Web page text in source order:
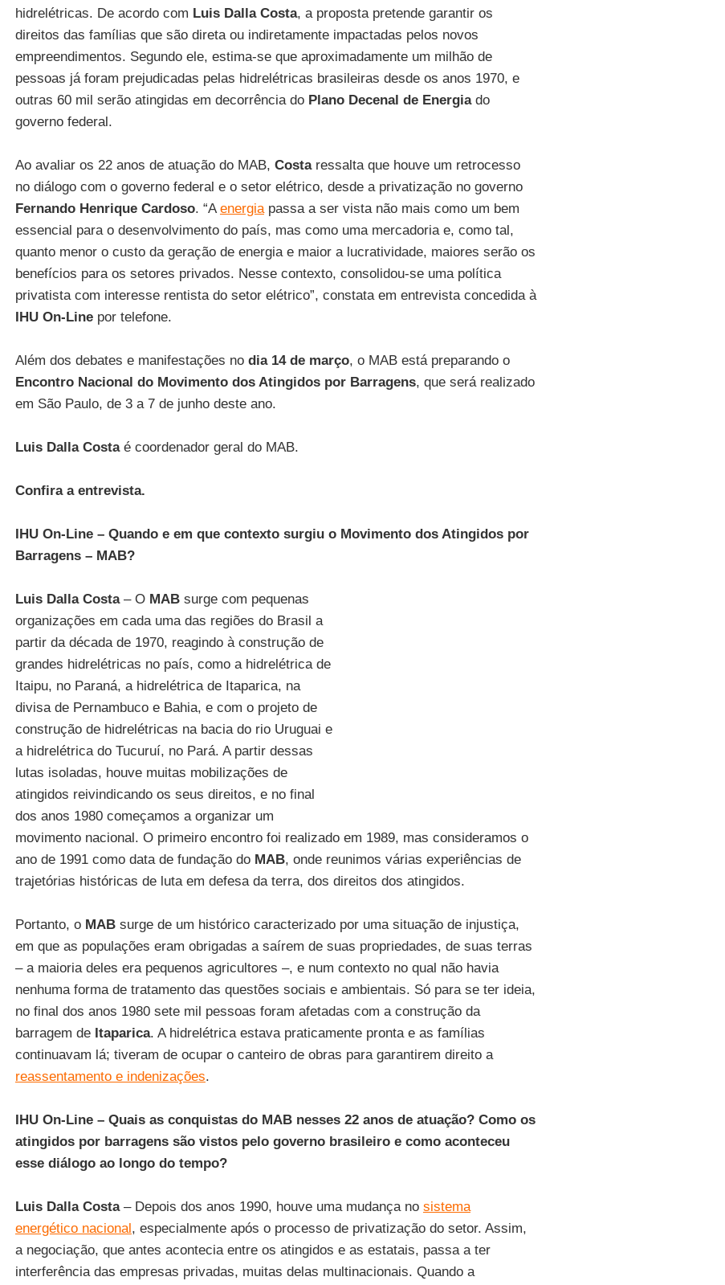
hidrelétricas. De acordo com Luis Dalla Costa, a proposta pretende garantir os
direitos das famílias que são direta ou indiretamente impactadas pelos novos
empreendimentos. Segundo ele, estima-se que aproximadamente um milhão de
pessoas já foram prejudicadas pelas hidrelétricas brasileiras desde os anos 1970, e
outras 60 mil serão atingidas em decorrência doPlano Decenal de Energiado
governo federal.
Ao avaliar os 22 anos de atuação do MAB, Costaressalta que houve um retrocesso
no diálogo com o governo federal e o setor elétrico, desde a privatização no governo
Fernando Henrique Cardoso. “Aenergiapassa a ser vista não mais como um bem
essencial para o desenvolvimento do país, mas como uma mercadoria e, como tal,
quanto menor o custo da geração de energia e maior a lucratividade, maiores serão os
benefícios para os setores privados. Nesse contexto, consolidou-se uma política
privatista com interesse rentista do setor elétrico”, constata em entrevista concedida à
IHU On-Linepor telefone.
Além dos debates e manifestações no dia 14 de março, o MAB está preparando o
Encontro Nacional do Movimento dos Atingidos por Barragens, que será realizado
em São Paulo, de 3 a 7 de junho deste ano.
Luis Dalla Costa é coordenador geral do MAB.
Confira a entrevista.
IHU On-Line – Quando e em que contexto surgiu o Movimento dos Atingidos por
Barragens – MAB?
Luis Dalla Costa – O MAB surge com pequenas
organizações em cada uma das regiões do Brasil a
partir da década de 1970, reagindo à construção de
grandes hidrelétricas no país, como a hidrelétrica de
Itaipu, no Paraná, a hidrelétrica de Itaparica, na
divisa de Pernambuco e Bahia, e com o projeto de
construção de hidrelétricas na bacia do rio Uruguai e
a hidrelétrica do Tucuruí, no Pará. A partir dessas
lutas isoladas, houve muitas mobilizações de
atingidos reivindicando os seus direitos, e no final
dos anos 1980 começamos a organizar um
movimento nacional. O primeiro encontro foi realizado em 1989, mas consideramos o
ano de 1991 como data de fundação do MAB, onde reunimos várias experiências de
trajetórias históricas de luta em defesa da terra, dos direitos dos atingidos.
Portanto, o MAB surge de um histórico caracterizado por uma situação de injustiça,
em que as populações eram obrigadas a saírem de suas propriedades, de suas terras
– a maioria deles era pequenos agricultores –, e num contexto no qual não havia
nenhuma forma de tratamento das questões sociais e ambientais. Só para se ter ideia,
no final dos anos 1980 sete mil pessoas foram afetadas com a construção da
barragem de Itaparica. A hidrelétrica estava praticamente pronta e as famílias
continuavam lá; tiveram de ocupar o canteiro de obras para garantirem direito a
reassentamento e indenizações.
IHU On-Line – Quais as conquistas do MAB nesses 22 anos de atuação? Como os
atingidos por barragens são vistos pelo governo brasileiro e como aconteceu
esse diálogo ao longo do tempo?
Luis Dalla Costa – Depois dos anos 1990, houve uma mudança no sistema
energético nacional, especialmente após o processo de privatização do setor. Assim,
a negociação, que antes acontecia entre os atingidos e as estatais, passa a ter
interferência das empresas privadas, muitas delas multinacionais. Quando a